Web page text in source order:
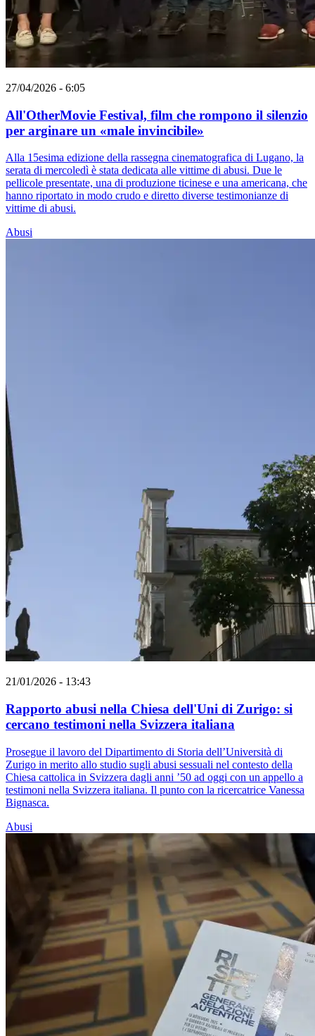
27/04/2026 - 6:05
All'OtherMovie Festival, film che rompono il silenzio
per arginare un «male invincibile»
Alla 15esima edizione della rassegna cinematografica di Lugano, la
serata di mercoledì è stata dedicata alle vittime di abusi. Due le
pellicole presentate, una di produzione ticinese e una americana, che
hanno riportato in modo crudo e diretto diverse testimonianze di
vittime di abusi.
Abusi
21/01/2026 - 13:43
Rapporto abusi nella Chiesa dell'Uni di Zurigo: si
cercano testimoni nella Svizzera italiana
Prosegue il lavoro del Dipartimento di Storia dell’Università di
Zurigo in merito allo studio sugli abusi sessuali nel contesto della
Chiesa cattolica in Svizzera dagli anni ’50 ad oggi con un appello a
testimoni nella Svizzera italiana. Il punto con la ricercatrice Vanessa
Bignasca.
Abusi